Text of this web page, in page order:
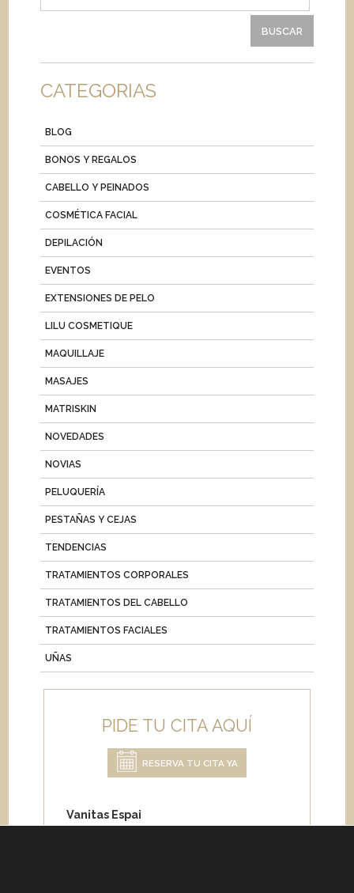
CATEGORIAS
BLOG
BONOS Y REGALOS
CABELLO Y PEINADOS
COSMÉTICA FACIAL
DEPILACIÓN
EVENTOS
EXTENSIONES DE PELO
LILU COSMETIQUE
MAQUILLAJE
MASAJES
MATRISKIN
NOVEDADES
NOVIAS
PELUQUERÍA
PESTAÑAS Y CEJAS
TENDENCIAS
TRATAMIENTOS CORPORALES
TRATAMIENTOS DEL CABELLO
TRATAMIENTOS FACIALES
UÑAS
PIDE TU CITA AQUÍ
RESERVA TU CITA YA
Vanitas Espai
Carrer de Paris 204